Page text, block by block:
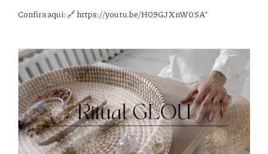
Confira aqui: 🔗https://youtu.be/H09GJXnW0SA"